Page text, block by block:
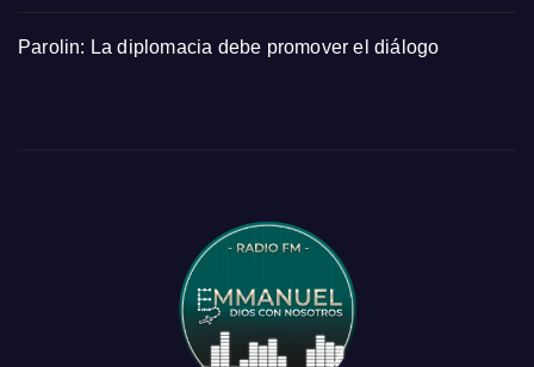
Parolin: La diplomacia debe promover el diálogo